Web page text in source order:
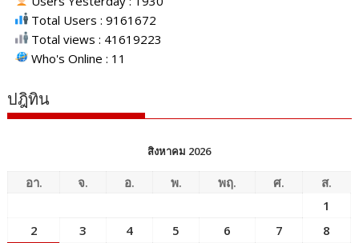
Total Users : 9161672
Total views : 41619223
Who's Online : 11
ปฎิทิน
สิงหาคม 2026
อา. จ. อ. พ. พฤ. ศ.
ส.
1
2
3 4 5 6 7
8